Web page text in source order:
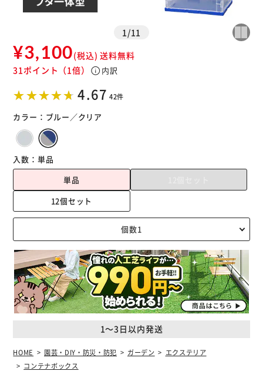
1 /11
¥3,100(税込) 送料無料
31ポイント （1倍） info内訳
4.67 42件
カラー： ブルー／クリア
入数： 単品
単品
12個セット
1～3日以内発送
HOME 園芸・DIY・防災・防犯 ガーデン
エクステリア
コンテナボックス